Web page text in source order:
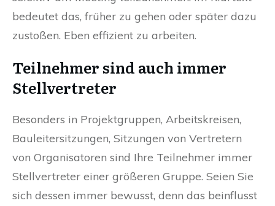
bedeutet das, früher zu gehen oder später dazu
zustoßen. Eben effizient zu arbeiten.
Teilnehmer sind auch immer
Stellvertreter
Besonders in Projektgruppen, Arbeitskreisen,
Bauleitersitzungen, Sitzungen von Vertretern
von Organisatoren sind Ihre Teilnehmer immer
Stellvertreter einer größeren Gruppe. Seien Sie
sich dessen immer bewusst, denn das beinflusst